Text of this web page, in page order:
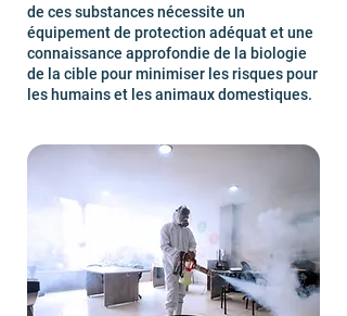
de ces substances nécessite un
équipement de protection adéquat et une
connaissance approfondie de la biologie
de la cible pour minimiser les risques pour
les humains et les animaux domestiques.